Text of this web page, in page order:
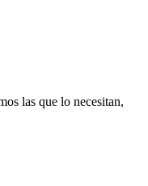
las que lo necesitan,